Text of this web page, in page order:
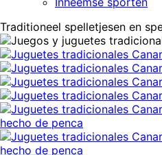
Traditioneel spelletjesen en